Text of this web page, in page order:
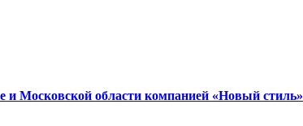
Московской области компанией «Новый стиль»